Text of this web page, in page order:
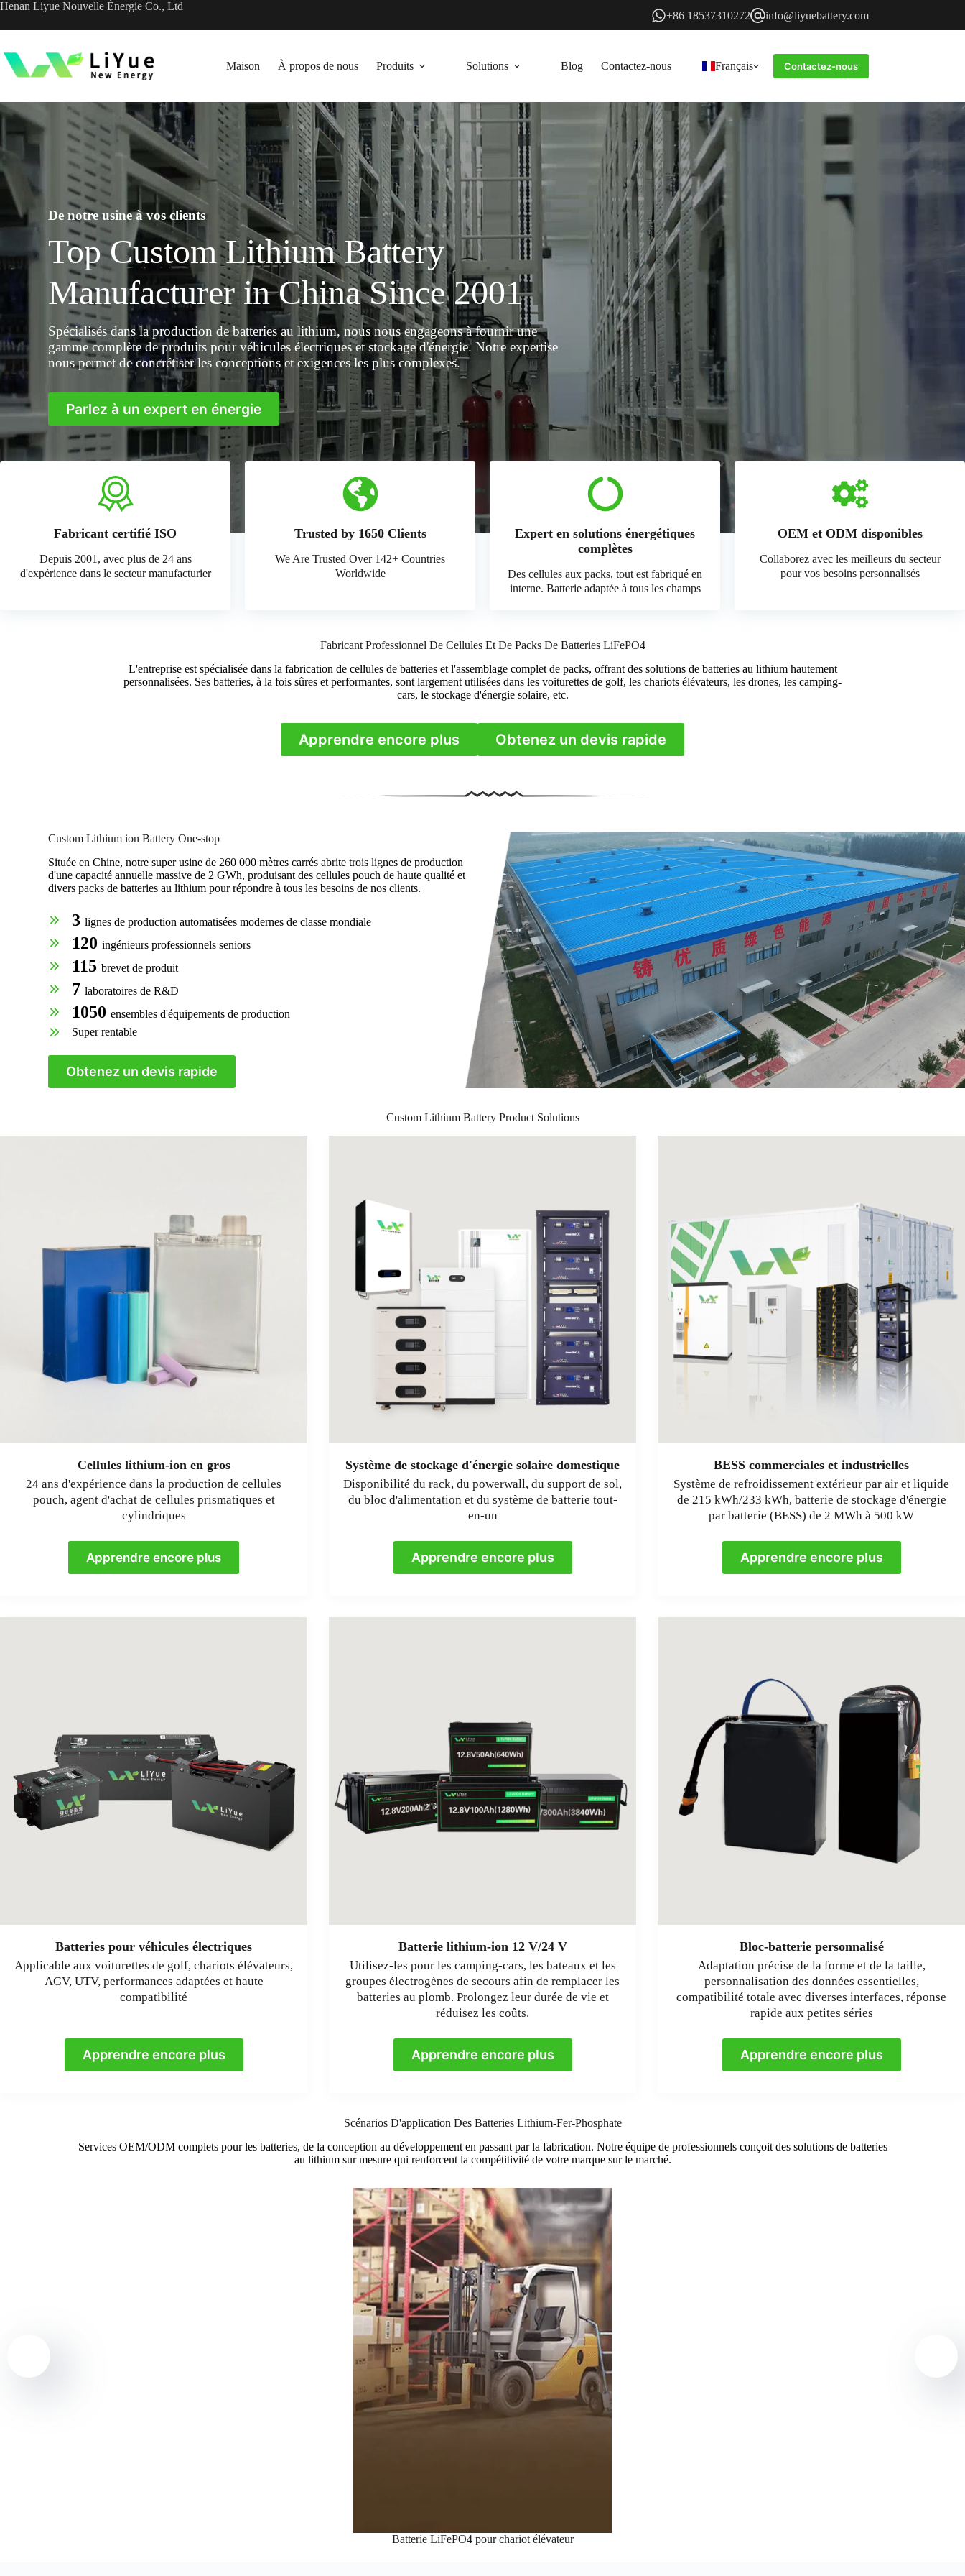
Passer
contenu
Henan Liyue Nouvelle Énergie Co., Ltd
+86 18537310272 info@liyuebattery.com
Maison À propos de nous Produits Solutions Blog Contactez-nous Français Contactez-nous
De notre usine à vos clients
Top Custom Lithium Battery
Manufacturer in China Since 2001
Spécialisés dans la production de batteries au lithium, nous nous engageons à fournir une
gamme complète de produits pour véhicules électriques et stockage d'énergie. Notre expertise
nous permet de concrétiser les conceptions et exigences les plus complexes.
Parlez à un expert en énergie
Fabricant certifié ISO
Depuis 2001, avec plus de 24 ans
d'expérience dans le secteur manufacturier
Trusted by 1650 Clients
We Are Trusted Over 142+ Countries
Worldwide
Expert en solutions énergétiques
complètes
Des cellules aux packs, tout est fabriqué en
interne. Batterie adaptée à tous les champs
OEM et ODM disponibles
Collaborez avec les meilleurs du secteur
pour vos besoins personnalisés
Fabricant Professionnel De Cellules Et De Packs De Batteries LiFePO4
L'entreprise est spécialisée dans la fabrication de cellules de batteries et l'assemblage complet de packs, offrant des solutions de batteries au lithium hautement
personnalisées. Ses batteries, à la fois sûres et performantes, sont largement utilisées dans les voiturettes de golf, les chariots élévateurs, les drones, les camping-
cars, le stockage d'énergie solaire, etc.
Apprendre encore plus Obtenez un devis rapide
Custom Lithium ion Battery One-stop
Située en Chine, notre super usine de 260 000 mètres carrés abrite trois lignes de production
d'une capacité annuelle massive de 2 GWh, produisant des cellules pouch de haute qualité et
divers packs de batteries au lithium pour répondre à tous les besoins de nos clients.
3lignes de production automatisées modernes de classe mondiale
120ingénieurs professionnels seniors
115brevet de produit
7laboratoires de R&D
1050ensembles d'équipements de production
Super rentable
Obtenez un devis rapide
Custom Lithium Battery Product Solutions
Cellules lithium-ion en gros
24 ans d'expérience dans la production de cellules
pouch, agent d'achat de cellules prismatiques et
cylindriques
Apprendre encore plus
Système de stockage d'énergie solaire domestique
Disponibilité du rack, du powerwall, du support de sol,
du bloc d'alimentation et du système de batterie tout-
en-un
Apprendre encore plus
BESS commerciales et industrielles
Système de refroidissement extérieur par air et liquide
de 215 kWh/233 kWh, batterie de stockage d'énergie
par batterie (BESS) de 2 MWh à 500 kW
Apprendre encore plus
Batteries pour véhicules électriques
Applicable aux voiturettes de golf, chariots élévateurs,
AGV, UTV, performances adaptées et haute
compatibilité
Apprendre encore plus
Batterie lithium-ion 12 V/24 V
Utilisez-les pour les camping-cars, les bateaux et les
groupes électrogènes de secours afin de remplacer les
batteries au plomb. Prolongez leur durée de vie et
réduisez les coûts.
Apprendre encore plus
Bloc-batterie personnalisé
Adaptation précise de la forme et de la taille,
personnalisation des données essentielles,
compatibilité totale avec diverses interfaces, réponse
rapide aux petites séries
Apprendre encore plus
Scénarios D'application Des Batteries Lithium-Fer-Phosphate
Services OEM/ODM complets pour les batteries, de la conception au développement en passant par la fabrication. Notre équipe de professionnels conçoit des solutions de batteries
au lithium sur mesure qui renforcent la compétitivité de votre marque sur le marché.
Batterie LiFePO4 pour chariot élévateur